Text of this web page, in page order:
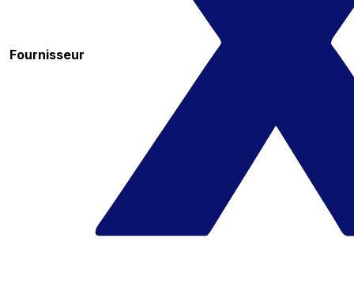
Fournisseur